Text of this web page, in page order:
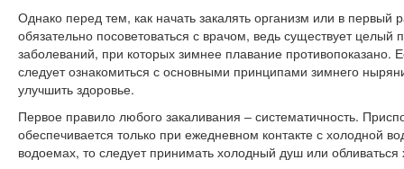
Однако перед тем, как начать закалять организм или в первый
обязательно посоветоваться с врачом, ведь существует целый
заболеваний, при которых зимнее плавание противопоказано.
следует ознакомиться с основными принципами зимнего
улучшить здоровье.
Первое правило любого закаливания ‒ систематичность.
обеспечивается только при ежедневном контакте с холодной
водоемах, то следует принимать холодный душ или